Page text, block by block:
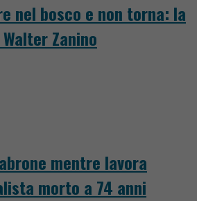
nel bosco e non torna: la
Zanino
mentre lavora
morto a 74 anni